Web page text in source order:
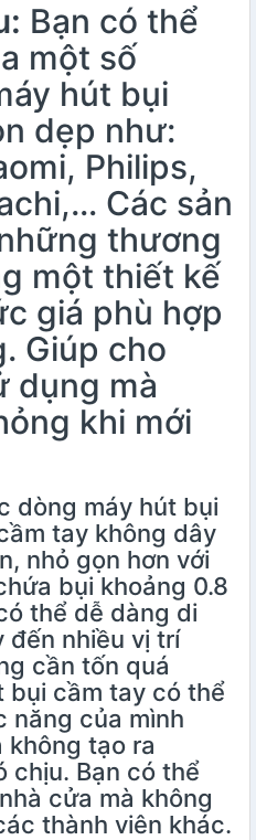
Bạn có thể
một số
hút bụi
dẹp như:
Philips,
Các sản
thương
một thiết kế
giá phù hợp
Giúp cho
dụng mà
khi mới
dòng máy hút bụi
tay không dây
nhỏ gọn hơn với
bụi khoảng 0.8
thể dễ dàng di
đến nhiều vị trí
cần tốn quá
bụi cầm tay có thể
năng của mình
không tạo ra
chịu. Bạn có thể
cửa mà không
thành viên khác.